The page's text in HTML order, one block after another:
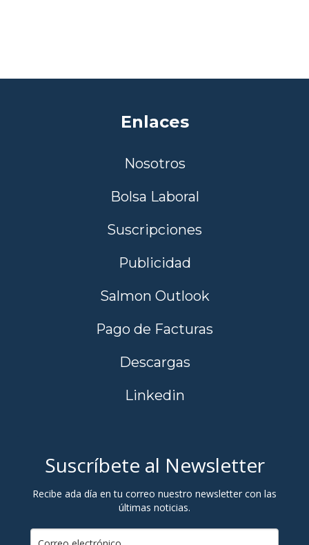
Enlaces
Nosotros
Bolsa Laboral
Suscripciones
Publicidad
Salmon Outlook
Pago de Facturas
Descargas
Linkedin
Suscríbete al Newsletter
Recibe ada día en tu correo nuestro newsletter con las
últimas noticias.